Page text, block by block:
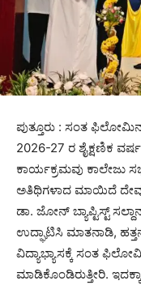
ಪುತ್ತೂರು : ಸಂತ
2026-27 ರ ಶೈಕ್ಷಣಿಕ
ಕಾರ್ಯಕ್ರಮವು ಕಾಲೇಜು
ಅತಿಥಿಗಳಾದ ಮಾಯಿದೆ
ಡಾ. ಜೋನ್ ಬ್ಯಾಪ್ಟಿಸ್ಟ್
ಉದ್ಘಾಟಿಸಿ ಮಾತನಾಡಿ,
ವಿದ್ಯಾಭ್ಯಾಸಕ್ಕೆ ಸಂತ
ಮಾಡಿಕೊಂಡಿರುತ್ತೀರಿ.